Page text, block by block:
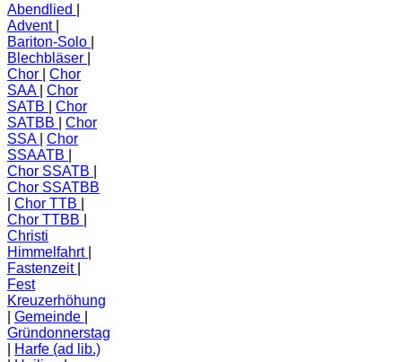
Abendlied
Advent
Bariton-Solo
Blechbläser
Chor
Chor
SAA
Chor
SATB
Chor
SATBB
Chor
SSA
Chor
SSAATB
Chor SSATB
Chor SSATBB
Chor TTB
Chor TTBB
Christi
Himmelfahrt
Fastenzeit
Fest
Kreuzerhöhung
Gemeinde
Gründonnerstag
Harfe (ad lib.)